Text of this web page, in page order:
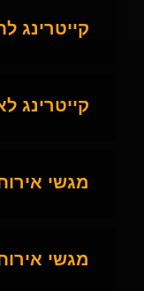
קייטרינג
קייטרינג
מגשי
מגשי